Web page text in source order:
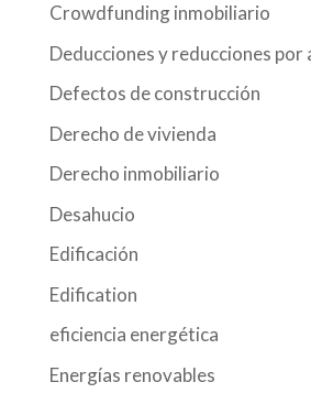
Crowdfunding inmobiliario
Deducciones y reducciones por
Defectos de construcción
Derecho de vivienda
Derecho inmobiliario
Desahucio
Edificación
Edification
eficiencia energética
Energías renovables